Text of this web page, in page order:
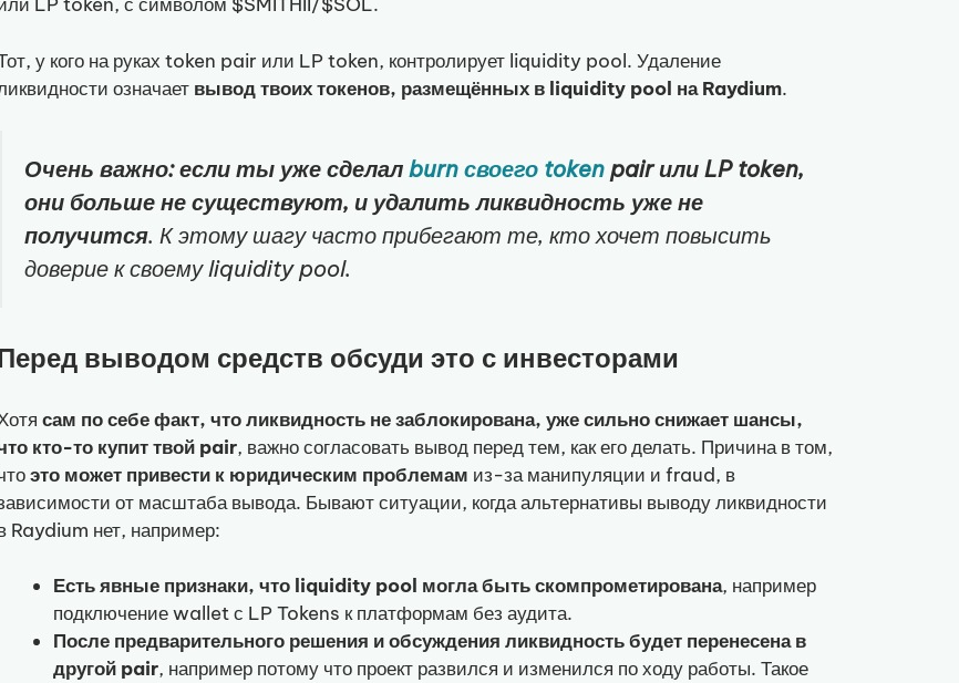
у кого на руках token pair или LP token, контролирует liquidity pool. Удаление
означает вывод твоих токенов, размещённых в liquidity pool на Raydium.
Очень важно: если ты уже сделал burn своего token pair или LP token,
они больше не существуют, и удалить ликвидность уже не
получится. К этому шагу часто прибегают те, кто хочет повысить
доверие к своему liquidity pool.
выводом средств обсуди это с инвесторами
сам по себе факт, что ликвидность не заблокирована, уже сильно снижает шансы,
кто-то купит твой pair, важно согласовать вывод перед тем, как его делать. Причина в том,
это может привести к юридическим проблемам из-за манипуляции и fraud, в
от масштаба вывода. Бывают ситуации, когда альтернативы выводу ликвидности
Raydium нет, например:
Есть явные признаки, что liquidity pool могла быть скомпрометирована, например
подключение wallet с LP Tokens к платформам без аудита.
После предварительного решения и обсуждения ликвидность будет перенесена в
другой pair, например потому что проект развился и изменился по ходу работы. Такое